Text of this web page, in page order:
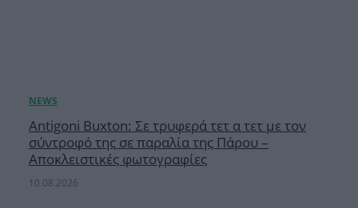
Antigoni Buxton: Σε τρυφερά τετ α τετ με τον
σύντροφό της σε παραλία της Πάρου –
Αποκλειστικές φωτογραφίες
10.08.2026